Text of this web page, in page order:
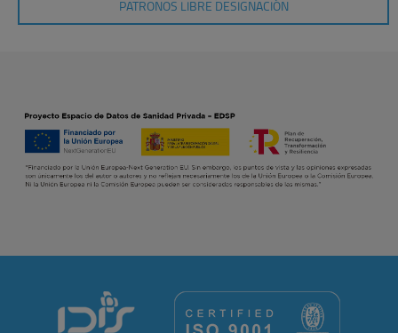
PATRONOS LIBRE DESIGNACIÓN